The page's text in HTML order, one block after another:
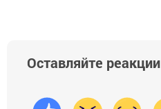
Оставляйте реакции